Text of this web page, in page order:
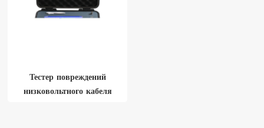
Тестер повреждений
низковольтного кабеля